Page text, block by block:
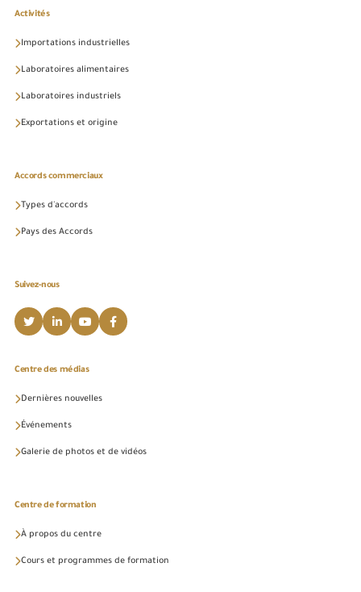
Activités
Importations industrielles
Laboratoires alimentaires
Laboratoires industriels
Exportations et origine
Accords commerciaux
Types d'accords
Pays des Accords
Suivez-nous
Centre des médias
Dernières nouvelles
Événements
Galerie de photos et de vidéos
Centre de formation
À propos du centre
Cours et programmes de formation